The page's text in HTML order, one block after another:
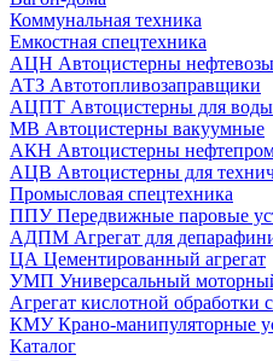
Коммунальная техника
Емкостная спецтехника
АЦН Автоцистерны нефтевозы
АТЗ Автотопливозаправщики
АЦПТ Автоцистерны для воды
МВ Автоцистерны вакуумные
АКН Автоцистерны
АЦВ Автоцистерны для
Промысловая спецтехника
ППУ Передвижные паровые
АДПМ Агрегат для
ЦА Цементированный агрегат
УМП Универсальный моторный
Агрегат кислотной обработки
КМУ Крано-манипуляторные
Каталог